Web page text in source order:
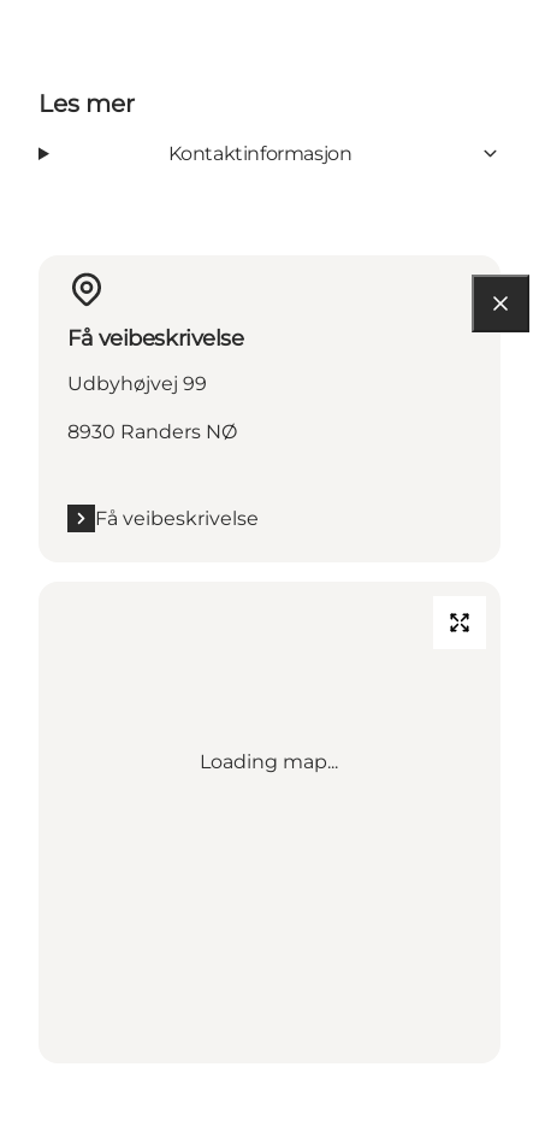
Les mer
Kontaktinformasjon
Få veibeskrivelse
Udbyhøjvej 99
8930 Randers NØ
Få veibeskrivelse
Loading map...